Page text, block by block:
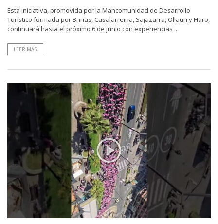
Esta iniciativa, promovida por la Mancomunidad de Desarrollo
Turístico formada por Briñas, Casalarreina, Sajazarra, Ollauri y Haro,
continuará hasta el próximo 6 de junio con experiencias ...
LEER MÁS